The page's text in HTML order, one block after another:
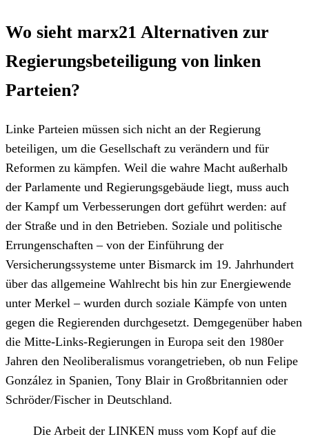
Wo sieht marx21 Alternativen zur
Regierungsbeteiligung von linken
Parteien?
Linke Parteien müssen sich nicht an der Regierung
beteiligen, um die Gesellschaft zu verändern und für
Reformen zu kämpfen. Weil die wahre Macht außerhalb
der Parlamente und Regierungsgebäude liegt, muss auch
der Kampf um Verbesserungen dort geführt werden: auf
der Straße und in den Betrieben. Soziale und politische
Errungenschaften – von der Einführung der
Versicherungssysteme unter Bismarck im 19. Jahrhundert
über das allgemeine Wahlrecht bis hin zur Energiewende
unter Merkel – wurden durch soziale Kämpfe von unten
gegen die Regierenden durchgesetzt. Demgegenüber haben
die Mitte-Links-Regierungen in Europa seit den 1980er
Jahren den Neoliberalismus vorangetrieben, ob nun Felipe
González in Spanien, Tony Blair in Großbritannien oder
Schröder/Fischer in Deutschland.
Die Arbeit der LINKEN muss vom Kopf auf die